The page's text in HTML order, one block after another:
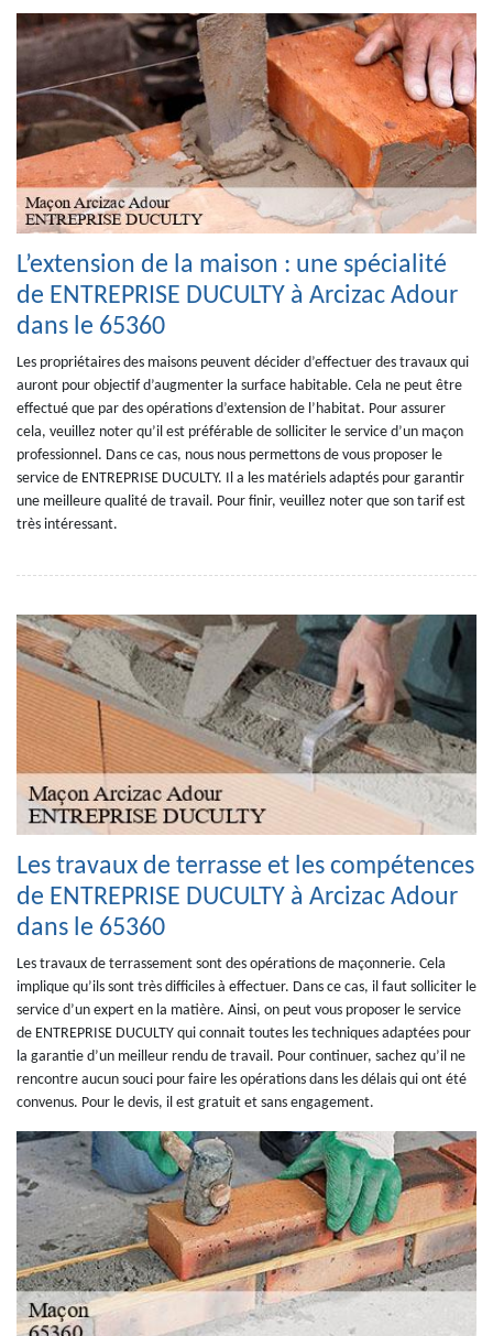
L’extension de la maison : une spécialité
de ENTREPRISE DUCULTY à Arcizac Adour
dans le 65360
Les propriétaires des maisons peuvent décider d’effectuer des travaux qui
auront pour objectif d’augmenter la surface habitable. Cela ne peut être
effectué que par des opérations d’extension de l’habitat. Pour assurer
cela, veuillez noter qu’il est préférable de solliciter le service d’un maçon
professionnel. Dans ce cas, nous nous permettons de vous proposer le
service de ENTREPRISE DUCULTY. Il a les matériels adaptés pour garantir
une meilleure qualité de travail. Pour finir, veuillez noter que son tarif est
très intéressant.
Les travaux de terrasse et les compétences
de ENTREPRISE DUCULTY à Arcizac Adour
dans le 65360
Les travaux de terrassement sont des opérations de maçonnerie. Cela
implique qu’ils sont très difficiles à effectuer. Dans ce cas, il faut solliciter le
service d’un expert en la matière. Ainsi, on peut vous proposer le service
de ENTREPRISE DUCULTY qui connait toutes les techniques adaptées pour
la garantie d’un meilleur rendu de travail. Pour continuer, sachez qu’il ne
rencontre aucun souci pour faire les opérations dans les délais qui ont été
convenus. Pour le devis, il est gratuit et sans engagement.